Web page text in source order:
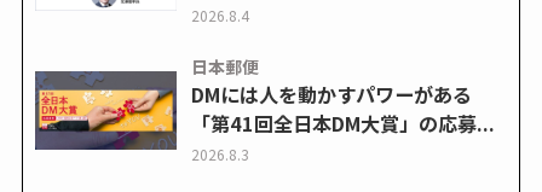
2026.8.4
日本郵便
DMには人を動かすパワーがある
「第41回全日本DM大賞」の応募...
2026.8.3